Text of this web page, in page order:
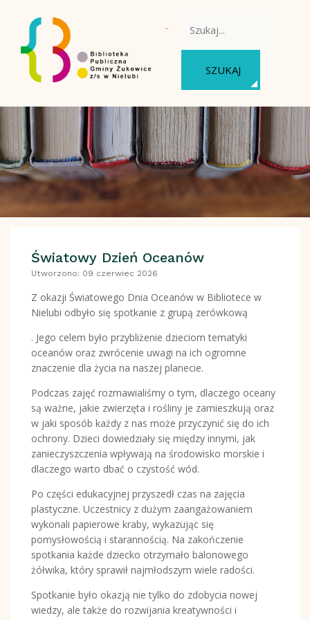
SZUKAJ
Światowy Dzień Oceanów
Utworzono: 09 czerwiec 2026
Z okazji Światowego Dnia Oceanów w Bibliotece w
Nielubi odbyło się spotkanie z grupą zerówkową
. Jego celem było przybliżenie dzieciom tematyki
oceanów oraz zwrócenie uwagi na ich ogromne
znaczenie dla życia na naszej planecie.
Podczas zajęć rozmawialiśmy o tym, dlaczego oceany
są ważne, jakie zwierzęta i rośliny je zamieszkują oraz
w jaki sposób każdy z nas może przyczynić się do ich
ochrony. Dzieci dowiedziały się między innymi, jak
zanieczyszczenia wpływają na środowisko morskie i
dlaczego warto dbać o czystość wód.
Po części edukacyjnej przyszedł czas na zajęcia
plastyczne. Uczestnicy z dużym zaangażowaniem
wykonali papierowe kraby, wykazując się
pomysłowością i starannością. Na zakończenie
spotkania każde dziecko otrzymało balonowego
żółwika, który sprawił najmłodszym wiele radości.
Spotkanie było okazją nie tylko do zdobycia nowej
wiedzy, ale także do rozwijania kreatywności i